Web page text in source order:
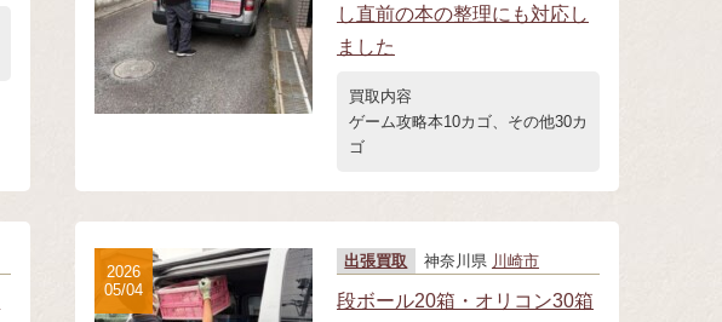
し直前の本の整理にも対応し
ました
買取内容
ゲーム攻略本10カゴ、その他30カ
ゴ
出張買取 神奈川県 川崎市
段ボール20箱・オリコン30箱
2026
05/04